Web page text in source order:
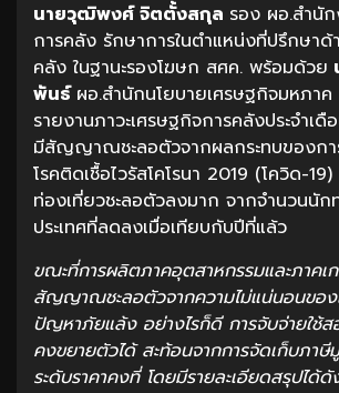
นายวุฒิพงศ์ จิตตั้งสกุล รอง ผอ.สำนั
การคลัง รักษาการในตำแหน่งที่ปรึกษาด้
คลัง ในฐานะรองโฆษก สศค. พร้อมด้วย
พันธ์ ผอ.สำนักนโยบายเศรษฐกิจมหภา
รายงานภาวะเศรษฐกิจการคลังประจำเ
มีสัญญาณชะลอตัวจากผลกระทบของกา
โรคติดเชื้อไวรัสโคโรนา 2019 (โควิด-
ท่องเที่ยวชะลอตัวลงมาก จากจำนวนนัก
ประเทศที่ลดลงเมื่อเทียบกับปีที่แล้ว
ขณะที่การผลิตภาคอุตสาหกรรมและภาคเ
สัญญาณชะลอตัวจากความไม่แน่นอนของ
ปัญหาภัยแล้ง อย่างไรก็ดี การจับจ่ายใช้
คงขยายตัวได้ สะท้อนจากการจัดเก็บภา
ระดับราคาคงที่ โดยมีรายละเอียดสรุปได้ดั